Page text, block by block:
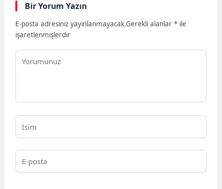
Bir Yorum Yazın
E-posta adresiniz yayınlanmayacak.Gerekli alanlar* ile
işaretlenmişlerdir